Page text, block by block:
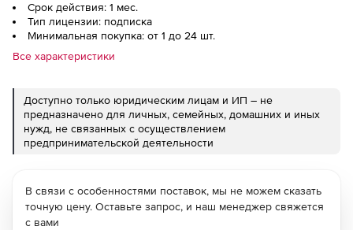
Срок действия: 1 мес.
Тип лицензии: подписка
Минимальная покупка: от 1 до 24 шт.
Все характеристики
Доступно только юридическим лицам и ИП – не
предназначено для личных, семейных, домашних и иных
нужд, не связанных с осуществлением
предпринимательской деятельности
В связи с особенностями поставок, мы не можем сказать
точную цену. Оставьте запрос, и наш менеджер свяжется
с вами